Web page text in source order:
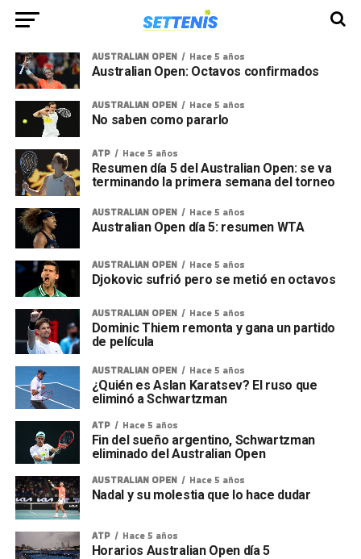
AUSTRALIAN OPEN Hace 5 años
Australian Open: Octavos confirmados
AUSTRALIAN OPEN Hace 5 años
No saben como pararlo
ATP Hace 5 años
Resumen día 5 del Australian Open: se va
terminando la primera semana del torneo
AUSTRALIAN OPEN Hace 5 años
Australian Open día 5: resumen WTA
AUSTRALIAN OPEN Hace 5 años
Djokovic sufrió pero se metió en octavos
AUSTRALIAN OPEN Hace 5 años
Dominic Thiem remonta y gana un partido
de película
AUSTRALIAN OPEN Hace 5 años
¿Quién es Aslan Karatsev? El ruso que
eliminó a Schwartzman
ATP Hace 5 años
Fin del sueño argentino, Schwartzman
eliminado del Australian Open
AUSTRALIAN OPEN Hace 5 años
Nadal y su molestia que lo hace dudar
ATP Hace 5 años
Horarios Australian Open día 5